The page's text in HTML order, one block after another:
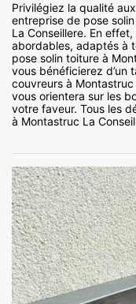
Privilégiez la qualité
entreprise de pose
La Conseillere. En
abordables, adaptés à
pose solin toiture à
vous bénéficierez d’un
couvreurs à
vous orientera sur les
votre faveur. Tous les
à Montastruc La